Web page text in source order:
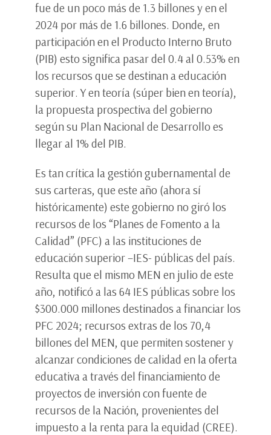
fue de un poco más de 1.3 billones y en el
2024 por más de 1.6 billones. Donde, en
participación en el Producto Interno Bruto
(PIB) esto significa pasar del 0.4 al 0.53% en
los recursos que se destinan a educación
superior. Y en teoría (súper bien en teoría),
la propuesta prospectiva del gobierno
según su Plan Nacional de Desarrollo es
llegar al 1% del PIB.
Es tan crítica la gestión gubernamental de
sus carteras, que este año (ahora sí
históricamente) este gobierno no giró los
recursos de los “Planes de Fomento a la
Calidad” (PFC) a las instituciones de
educación superior –IES- públicas del país.
Resulta que el mismo MEN en julio de este
año, notificó a las 64 IES públicas sobre los
$300.000 millones destinados a financiar los
PFC 2024; recursos extras de los 70,4
billones del MEN, que permiten sostener y
alcanzar condiciones de calidad en la oferta
educativa a través del financiamiento de
proyectos de inversión con fuente de
recursos de la Nación, provenientes del
impuesto a la renta para la equidad (CREE).